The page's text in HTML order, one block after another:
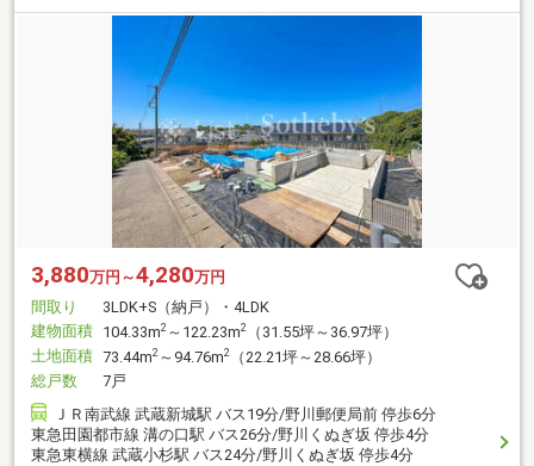
3,880万円～4,280万円
間取り
3LDK+S（納戸）・4LDK
建物面積 104.33m2 ～122.23m2
（31.55坪～36.97坪）
土地面積 73.44m2 ～94.76m2
（22.21坪～28.66坪）
総戸数
7戸
ＪＲ南武線 武蔵新城駅 バス19分/野川郵便局前 停歩6分
東急田園都市線 溝の口駅 バス26分/野川くぬぎ坂 停歩4分
東急東横線 武蔵小杉駅 バス24分/野川くぬぎ坂 停歩4分